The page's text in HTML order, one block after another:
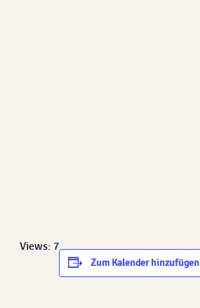
Views: 7
Zum Kalender hinzufügen